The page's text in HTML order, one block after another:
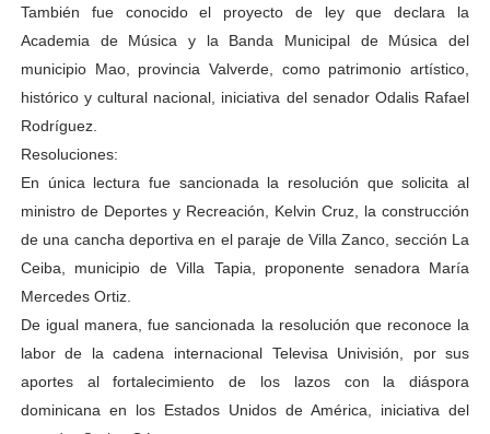
También fue conocido el proyecto de ley que declara la
Academia de Música y la Banda Municipal de Música del
municipio Mao, provincia Valverde, como patrimonio artístico,
histórico y cultural nacional, iniciativa del senador Odalis Rafael
Rodríguez.
Resoluciones:
En única lectura fue sancionada la resolución que solicita al
ministro de Deportes y Recreación, Kelvin Cruz, la construcción
de una cancha deportiva en el paraje de Villa Zanco, sección La
Ceiba, municipio de Villa Tapia, proponente senadora María
Mercedes Ortiz.
De igual manera, fue sancionada la resolución que reconoce la
labor de la cadena internacional Televisa Univisión, por sus
aportes al fortalecimiento de los lazos con la diáspora
dominicana en los Estados Unidos de América, iniciativa del